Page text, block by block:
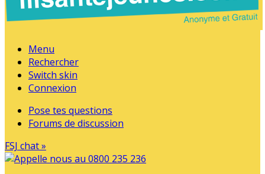
Menu
Rechercher
Switch skin
Connexion
Pose tes questions
Forums de discussion
FSJ chat »